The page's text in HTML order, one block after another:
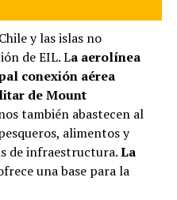
y las islas no
de EIL. La aerolínea
conexión aérea
de Mount
también abastecen al
alimentos y
de infraestructura.La
una base para la